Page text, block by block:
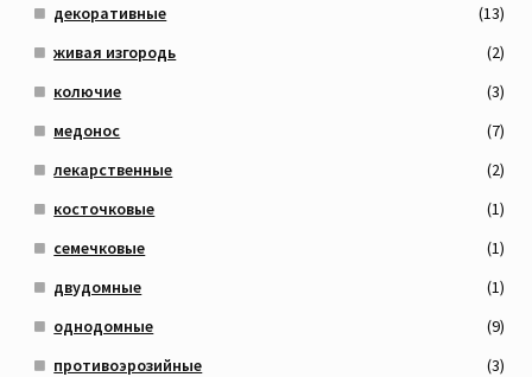
декоративные
(13)
живая изгородь
(2)
колючие
(3)
медонос
(7)
лекарственные
(2)
косточковые
(1)
семечковые
(1)
двудомные
(1)
однодомные
(9)
противоэрозийные
(3)